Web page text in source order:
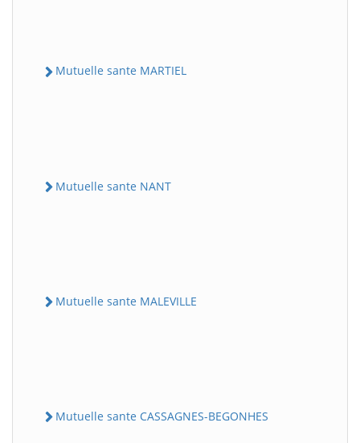
Mutuelle sante MARTIEL
Mutuelle sante NANT
Mutuelle sante MALEVILLE
Mutuelle sante CASSAGNES-BEGONHES